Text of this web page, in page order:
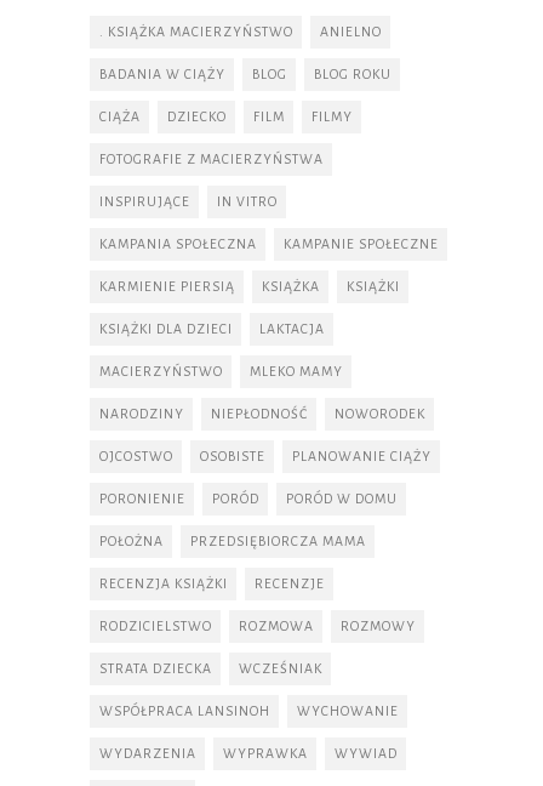
. KSIĄŻKA MACIERZYŃSTWO ANIELNO
BADANIA W CIĄŻY BLOG BLOG ROKU
CIĄŻA DZIECKO FILM FILMY
FOTOGRAFIE Z MACIERZYŃSTWA
INSPIRUJĄCE IN VITRO
KAMPANIA SPOŁECZNA KAMPANIE SPOŁECZNE
KARMIENIE PIERSIĄ KSIĄŻKA KSIĄŻKI
KSIĄŻKI DLA DZIECI LAKTACJA
MACIERZYŃSTWO MLEKO MAMY
NARODZINY NIEPŁODNOŚĆ NOWORODEK
OJCOSTWO OSOBISTE PLANOWANIE CIĄŻY
PORONIENIE PORÓD PORÓD W DOMU
POŁOŻNA PRZEDSIĘBIORCZA MAMA
RECENZJA KSIĄŻKI RECENZJE
RODZICIELSTWO ROZMOWA ROZMOWY
STRATA DZIECKA WCZEŚNIAK
WSPÓŁPRACA LANSINOH WYCHOWANIE
WYDARZENIA WYPRAWKA WYWIAD